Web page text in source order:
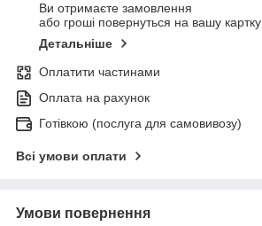
Ви отримаєте замовлення
або гроші повернуться на вашу картку
Детальніше
Оплатити частинами
Оплата на рахунок
Готівкою (послуга для самовивозу)
Всі умови оплати
Умови повернення